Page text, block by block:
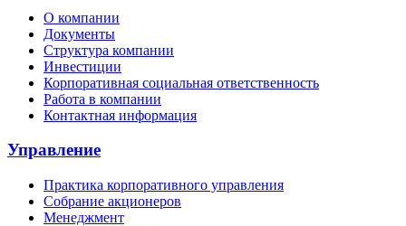
О компании
Документы
Структура компании
Инвестиции
Корпоративная социальная ответственность
Работа в компании
Контактная информация
Управление
Практика корпоративного управления
Собрание акционеров
Менеджмент